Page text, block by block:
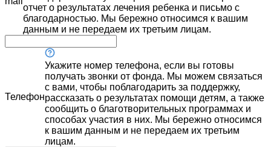
отчет о результатах лечения ребенка и письмо с
благодарностью. Мы бережно относимся к вашим
данным и не передаем их третьим лицам.
Телефон
Укажите номер телефона, если вы готовы
получать звонки от фонда. Мы можем связаться
с вами, чтобы поблагодарить за поддержку,
рассказать о результатах помощи детям, а также
сообщить о благотворительных программах и
способах участия в них. Мы бережно относимся
к вашим данным и не передаем их третьим
лицам.